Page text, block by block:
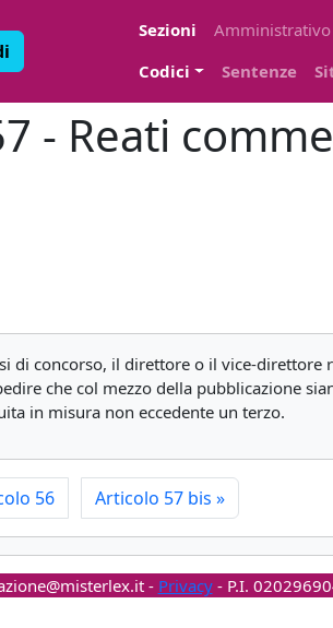
Sezioni
Amministrativo
Codici
Sentenze
- Reati
di concorso, il direttore o il vice-direttore
che col mezzo della pubblicazione
in misura non eccedente un terzo.
56 Articolo 57 bis »
- Privacy- P.I.